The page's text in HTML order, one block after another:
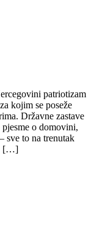
patriotizam
kojim se poseže
Državne zastave
o domovini,
sve to na trenutak
[…]